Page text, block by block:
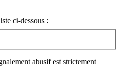
ci-dessous :
abusif est strictement